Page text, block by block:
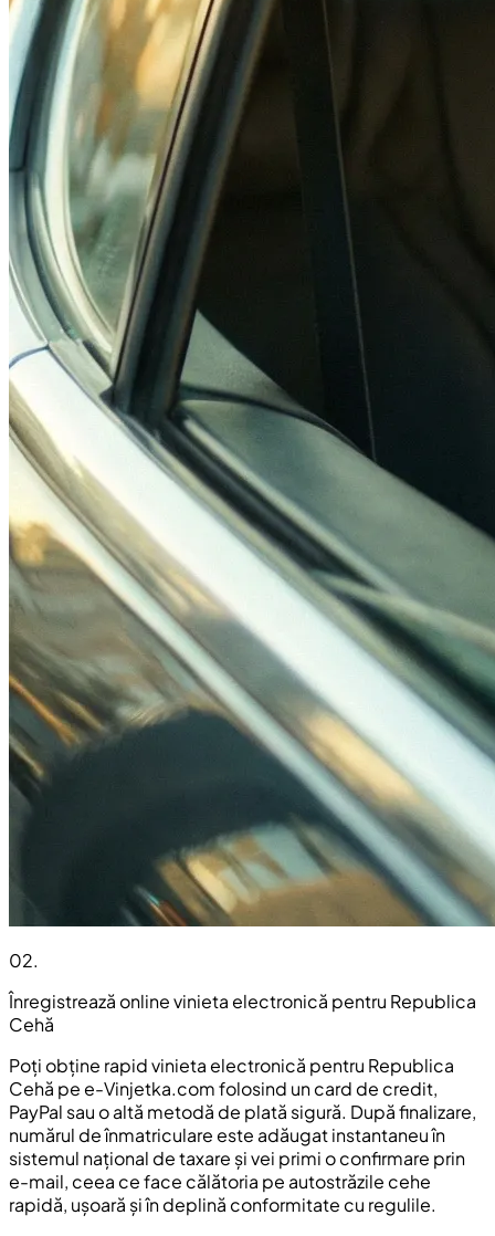
02.
Înregistrează online vinieta electronică pentru Republica
Cehă
Poți obține rapid vinieta electronică pentru Republica
Cehă pe e-Vinjetka.com folosind un card de credit,
PayPal sau o altă metodă de plată sigură. După finalizare,
numărul de înmatriculare este adăugat instantaneu în
sistemul național de taxare și vei primi o confirmare prin
e-mail, ceea ce face călătoria pe autostrăzile cehe
rapidă, ușoară și în deplină conformitate cu regulile.